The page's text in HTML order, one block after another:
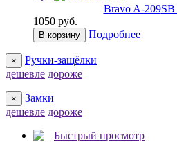
Bravo A-209
1050 руб.
В корзину Подробнее
×
Ручки-защёлки
дешевле дороже
×
Замки
дешевле дороже
Быстрый просмотр